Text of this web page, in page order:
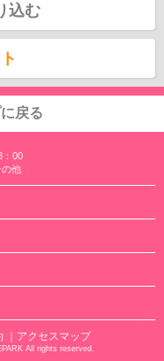
込む
戻る
：00
の他
｜アクセスマップ
All rights reserved.